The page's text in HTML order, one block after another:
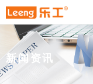
新闻资讯